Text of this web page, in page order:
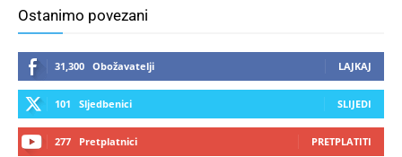
Ostanimo povezani
31,300 Obožavatelji LAJKAJ
101 Sljedbenici SLIJEDI
277 Pretplatnici PRETPLATITI